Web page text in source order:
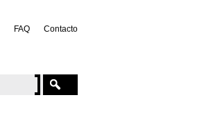
FAQ Contacto